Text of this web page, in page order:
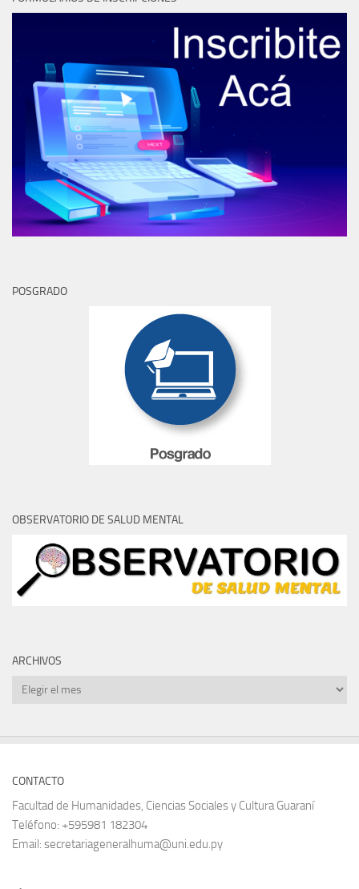
POSGRADO
OBSERVATORIO DE SALUD MENTAL
ARCHIVOS
Archivos
CONTACTO
Facultad de Humanidades, Ciencias Sociales y Cultura Guaraní
Teléfono: +595981 182304
Email: secretariageneralhuma@uni.edu.py